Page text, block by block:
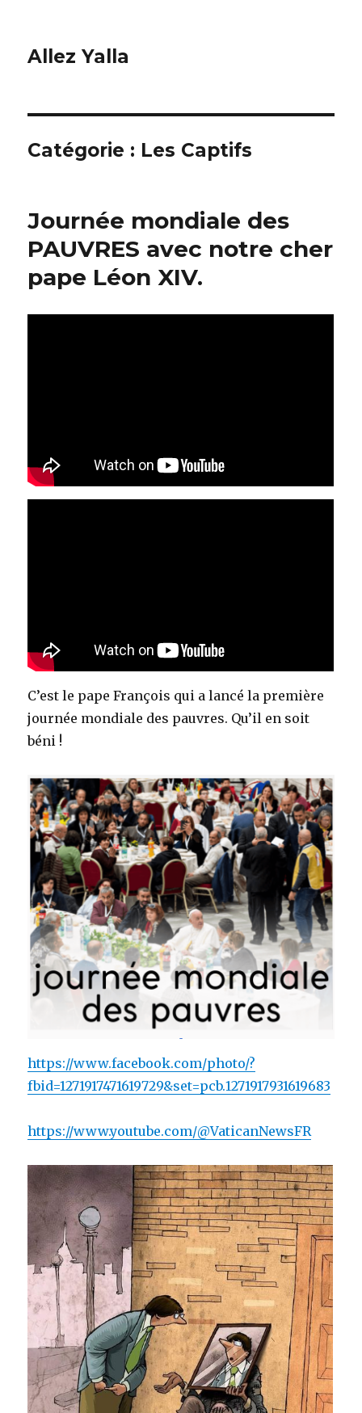
Allez Yalla
Catégorie : Les Captifs
Journée mondiale des
PAUVRES avec notre cher
pape Léon XIV.
C’est le pape François qui a lancé la première
journée mondiale des pauvres. Qu’il en soit
béni !
https://www.facebook.com/photo/?
fbid=1271917471619729&set=pcb.1271917931619683
https://www.youtube.com/@VaticanNewsFR